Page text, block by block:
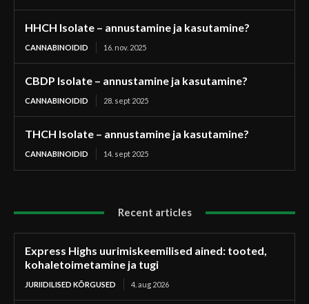
HHCH Isolate – annustamine ja kasutamine?
CANNABINOIDID 16. nov. 2025
CBDP Isolate – annustamine ja kasutamine?
CANNABINOIDID 28. sept 2025
THCH Isolate – annustamine ja kasutamine?
CANNABINOIDID 14. sept 2025
Recent articles
Express Highs uurimiskeemilised ained: tooted,
kohaletoimetamine ja tugi
JURIIDILISED KÕRGUSED 4. aug 2026